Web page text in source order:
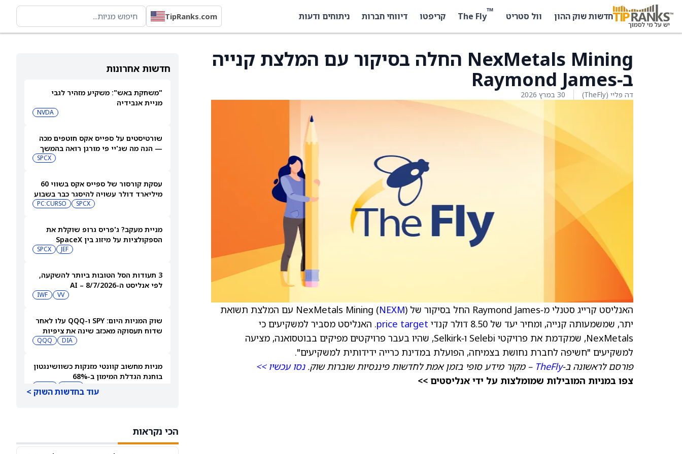
חדשות שוק ההון וול סטריט ™
The Fly קריפטו דיווחי חברות ניתוחים ודעות TipRanks.com
חדשות אחרונות
"משחקת באש": משקיע מזהיר לגבי
מניית אנבידיה
NVDA
שורטיסטים על ספייס אקס חוטפים מכה
— הנה מה שג'יי פי מורגן רואה בהמשך
SPCX
עסקת קורסור של ספייס אקס בשווי 60
מיליארד דולר עשויה להיסגר כבר בשבוע
SPCX
PC:CURSO
מניית מעקב? ג'פריס גרופ שוקלת את
הספקולציות על מיזוג בין SpaceX
JEF
SPCX
3 תעודות הסל הטובות ביותר להשקעה,
לפי אנליסט ה-AI – 8/7/2026
VV
IWF
שוק המניות היום: SPY ו-QQQ עלו לאחר
שדוח תעסוקה מאכזב שינה את ציפיות
DIA
QQQ
מניות מחשוב קוונטי מזנקות כשוושינגטון
בוחנת הגדלת המימון ב-68%
עוד בחדשות השוק >
הכי נקראות
NexMetals Mining החלה בסיקור עם המלצת קנייה
ב‑Raymond James
דה פליי (TheFly) 30 במרץ 2026
האנליסט קרייג סטנלי מ‑Raymond James החל בסיקור של NexMetals Mining ( NEXM
) עם המלצת תשואת
יתר, שמשמעותה קנייה, ומחיר יעד של 8.50 דולר קנדי
price target. האנליסט מסביר למשקיעים כי
NexMetals, שמקדמת את פרויקטי Selebi ו‑Selkirk, שהיו בעבר פרויקטים מפיקים בבוטסואנה, מציעה
למשקיעים "חשיפה לחברת נחושת בצמיחה, הפועלת במדינת כרייה ידידותית למשקיעים".
פורסם לראשונה ב‑TheFly – מקור מידע סופי בזמן אמת לחדשות פיננסיות שוברות שוק.נסו עכשיו >>
צפו במניות המובילות שמומלצות על ידי אנליסטים >>